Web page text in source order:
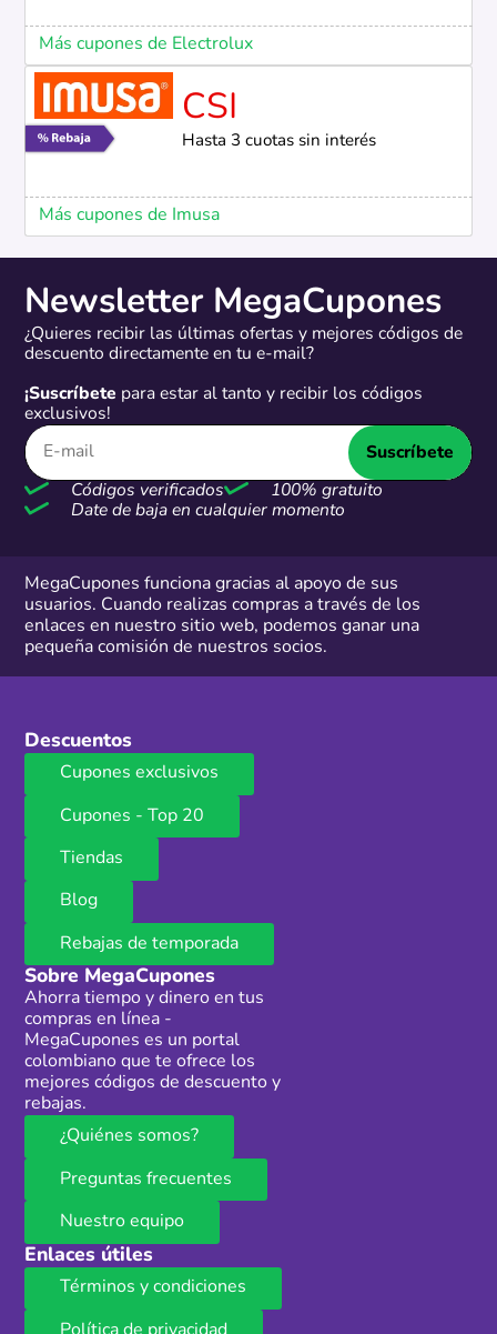
Más cupones de Electrolux
CSI
Hasta 3 cuotas sin interés
Más cupones de Imusa
Newsletter MegaCupones
¿Quieres recibir las últimas ofertas y mejores códigos de
descuento directamente en tu e-mail?
¡Suscríbete para estar al tanto y recibir los códigos
exclusivos!
Suscríbete
Códigos verificados
100% gratuito
Date de baja en cualquier momento
MegaCupones funciona gracias al apoyo de sus
usuarios. Cuando realizas compras a través de los
enlaces en nuestro sitio web, podemos ganar una
pequeña comisión de nuestros socios.
Descuentos
Cupones exclusivos
Cupones - Top 20
Tiendas
Blog
Rebajas de temporada
Sobre MegaCupones
Ahorra tiempo y dinero en tus
compras en línea -
MegaCupones es un portal
colombiano que te ofrece los
mejores códigos de descuento y
rebajas.
¿Quiénes somos?
Preguntas frecuentes
Nuestro equipo
Enlaces útiles
Términos y condiciones
Política de privacidad